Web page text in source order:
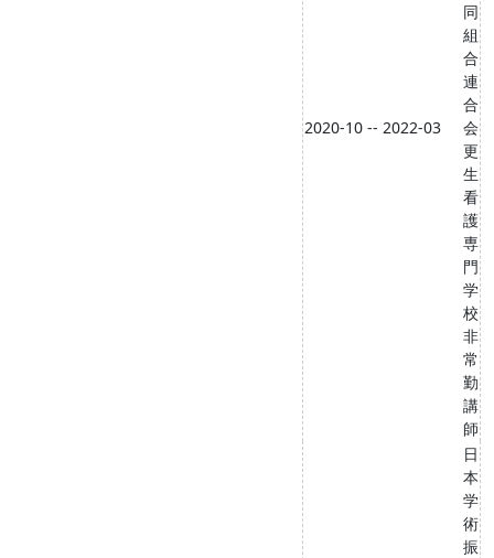
2020-10 -- 2022-03
同
組
合
連
合
会
更
生
看
護
専
門
学
校
非
常
勤
講
師
日
本
学
術
振